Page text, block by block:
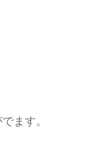
ます。